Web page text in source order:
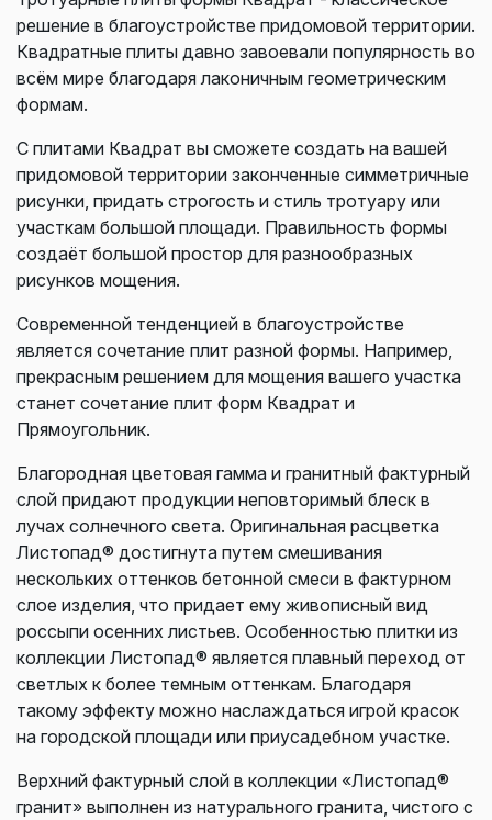
решение в благоустройстве придомовой территории.
Квадратные плиты давно завоевали популярность во
всём мире благодаря лаконичным геометрическим
формам.
С плитами Квадрат вы сможете создать на вашей
придомовой территории законченные симметричные
рисунки, придать строгость и стиль тротуару или
участкам большой площади. Правильность формы
создаёт большой простор для разнообразных
рисунков мощения.
Современной тенденцией в благоустройстве
является сочетание плит разной формы. Например,
прекрасным решением для мощения вашего участка
станет сочетание плит форм Квадрат и
Прямоугольник.
Благородная цветовая гамма и гранитный фактурный
слой придают продукции неповторимый блеск в
лучах солнечного света. Оригинальная расцветка
Листопад® достигнута путем смешивания
нескольких оттенков бетонной смеси в фактурном
слое изделия, что придает ему живописный вид
россыпи осенних листьев. Особенностью плитки из
коллекции Листопад® является плавный переход от
светлых к более темным оттенкам. Благодаря
такому эффекту можно наслаждаться игрой красок
на городской площади или приусадебном участке.
Верхний фактурный слой в коллекции «Листопад®
гранит» выполнен из натурального гранита, чистого с